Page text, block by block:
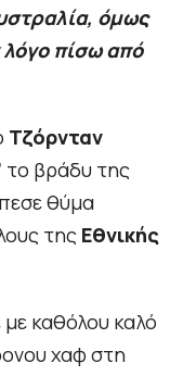
όμως
λόγο πίσω από
Τζόρνταν
το βράδυ της
θύμα
της Εθνικής
με καθόλου καλό
χαφ στη